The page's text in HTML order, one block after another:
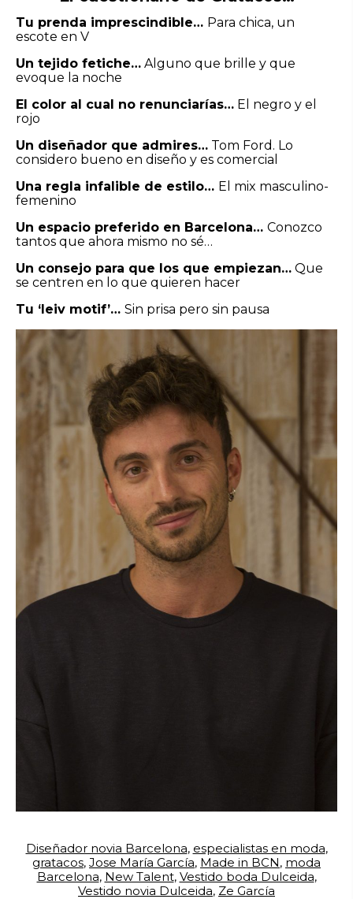
Tu prenda imprescindible… Para chica, un
escote en V
Un tejido fetiche… Alguno que brille y que
evoque la noche
El color al cual no renunciarías… El negro y el
rojo
Un diseñador que admires… Tom Ford. Lo
considero bueno en diseño y es comercial
Una regla infalible de estilo… El mix masculino-
femenino
Un espacio preferido en Barcelona… Conozco
tantos que ahora mismo no sé…
Un consejo para que los que empiezan… Que
se centren en lo que quieren hacer
Tu ‘leiv motif’… Sin prisa pero sin pausa
Diseñador novia Barcelona, especialistas en moda,
gratacos, Jose María García, Made in BCN, moda
Barcelona, New Talent, Vestido boda Dulceida,
Vestido novia Dulceida, Ze García